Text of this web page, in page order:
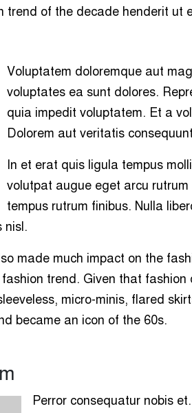
trend of the decade henderit ut
Voluptatem doloremque aut
voluptates ea sunt dolores.
quia impedit voluptatem. Et a
Dolorem aut veritatis
In et erat quis ligula tempus
volutpat augue eget arcu rutrum
tempus rutrum finibus. Nulla
nisl.
made much impact on the
trend. Given that fashion
micro-minis, flared
became an icon of the 60s.
Perror consequatur nobis